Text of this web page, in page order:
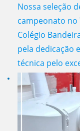
Nossa seleção
campeonato
Colégio
pela dedicação
técnica pelo